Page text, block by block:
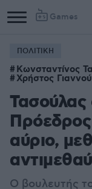
Games
ΠΟΛΙΤΙΚΗ
Κωνσταντίνος
Χρήστος
Τασούλας
Πρόεδρος
αύριο,
Ο βουλευτής